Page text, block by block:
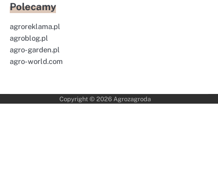
Polecamy
agroreklama.pl
agroblog.pl
agro-garden.pl
agro-world.com
Copyright © 2026 Agrozagroda